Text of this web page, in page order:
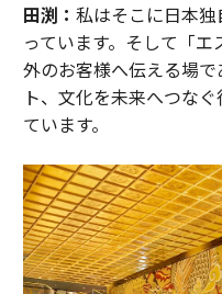
田渕： 私はそこに日本
っています。そして「
外のお客様へ伝える場
ト、文化を未来へつな
ています。